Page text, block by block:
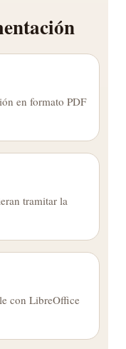
en formato PDF
tramitar la
con LibreOffice